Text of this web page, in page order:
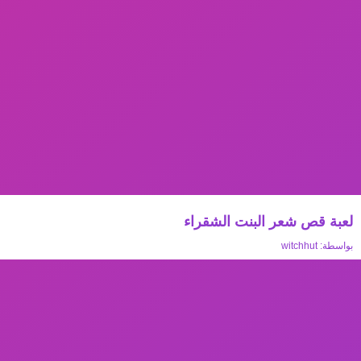
لعبة قص شعر البنت الشقراء
بواسطة:witchhut